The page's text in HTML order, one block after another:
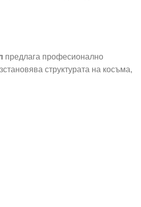
предлага професионално
структурата на косъма,